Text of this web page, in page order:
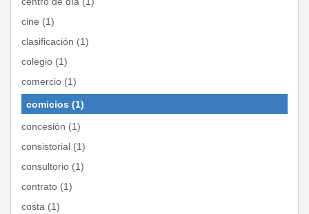
cine (1)
clasificación (1)
colegio (1)
comercio (1)
comicios (1)
concesión (1)
consistorial (1)
consultorio (1)
contrato (1)
costa (1)